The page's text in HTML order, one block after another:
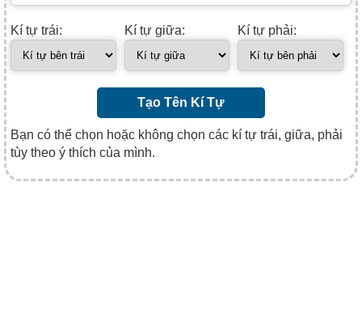
Kí tự trái: Kí tự giữa: Kí tự phải:
Tạo Tên Kí Tự
Bạn có thể chọn hoặc không chọn các kí tự trái, giữa, phải
tùy theo ý thích của mình.